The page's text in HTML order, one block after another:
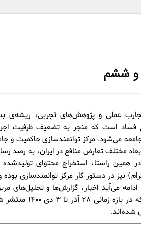
و ششم
عملی و پژوهش‌های تجربی، ریشه‌ی
فساد است که منجر به تضعیف ظرفیت
جامعه می‌شود. مرکز توانمندسازی حاکمیت و
مختلف تعارض منافع در ایران، به رصد
در همین راستا، استخراج محتوای
نیز در دستور کار مرکز توانمندسازی
می‌آید اخبار، گزارش‌ها و تحلیل‌های
رسانه‌های عمومی است